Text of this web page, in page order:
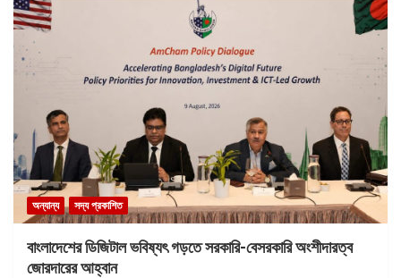
অন্যান্য সদ্য প্রকাশিত
বাংলাদেশের ডিজিটাল ভবিষ্যৎ গড়তে সরকারি-বেসরকারি অংশীদারত্ব
জোরদারের আহ্বান